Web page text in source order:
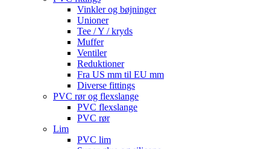
Vinkler og bøjninger
Unioner
Tee / Y / kryds
Muffer
Ventiler
Reduktioner
Fra US mm til EU mm
Diverse fittings
PVC rør og flexslange
PVC flexslange
PVC rør
Lim
PVC lim